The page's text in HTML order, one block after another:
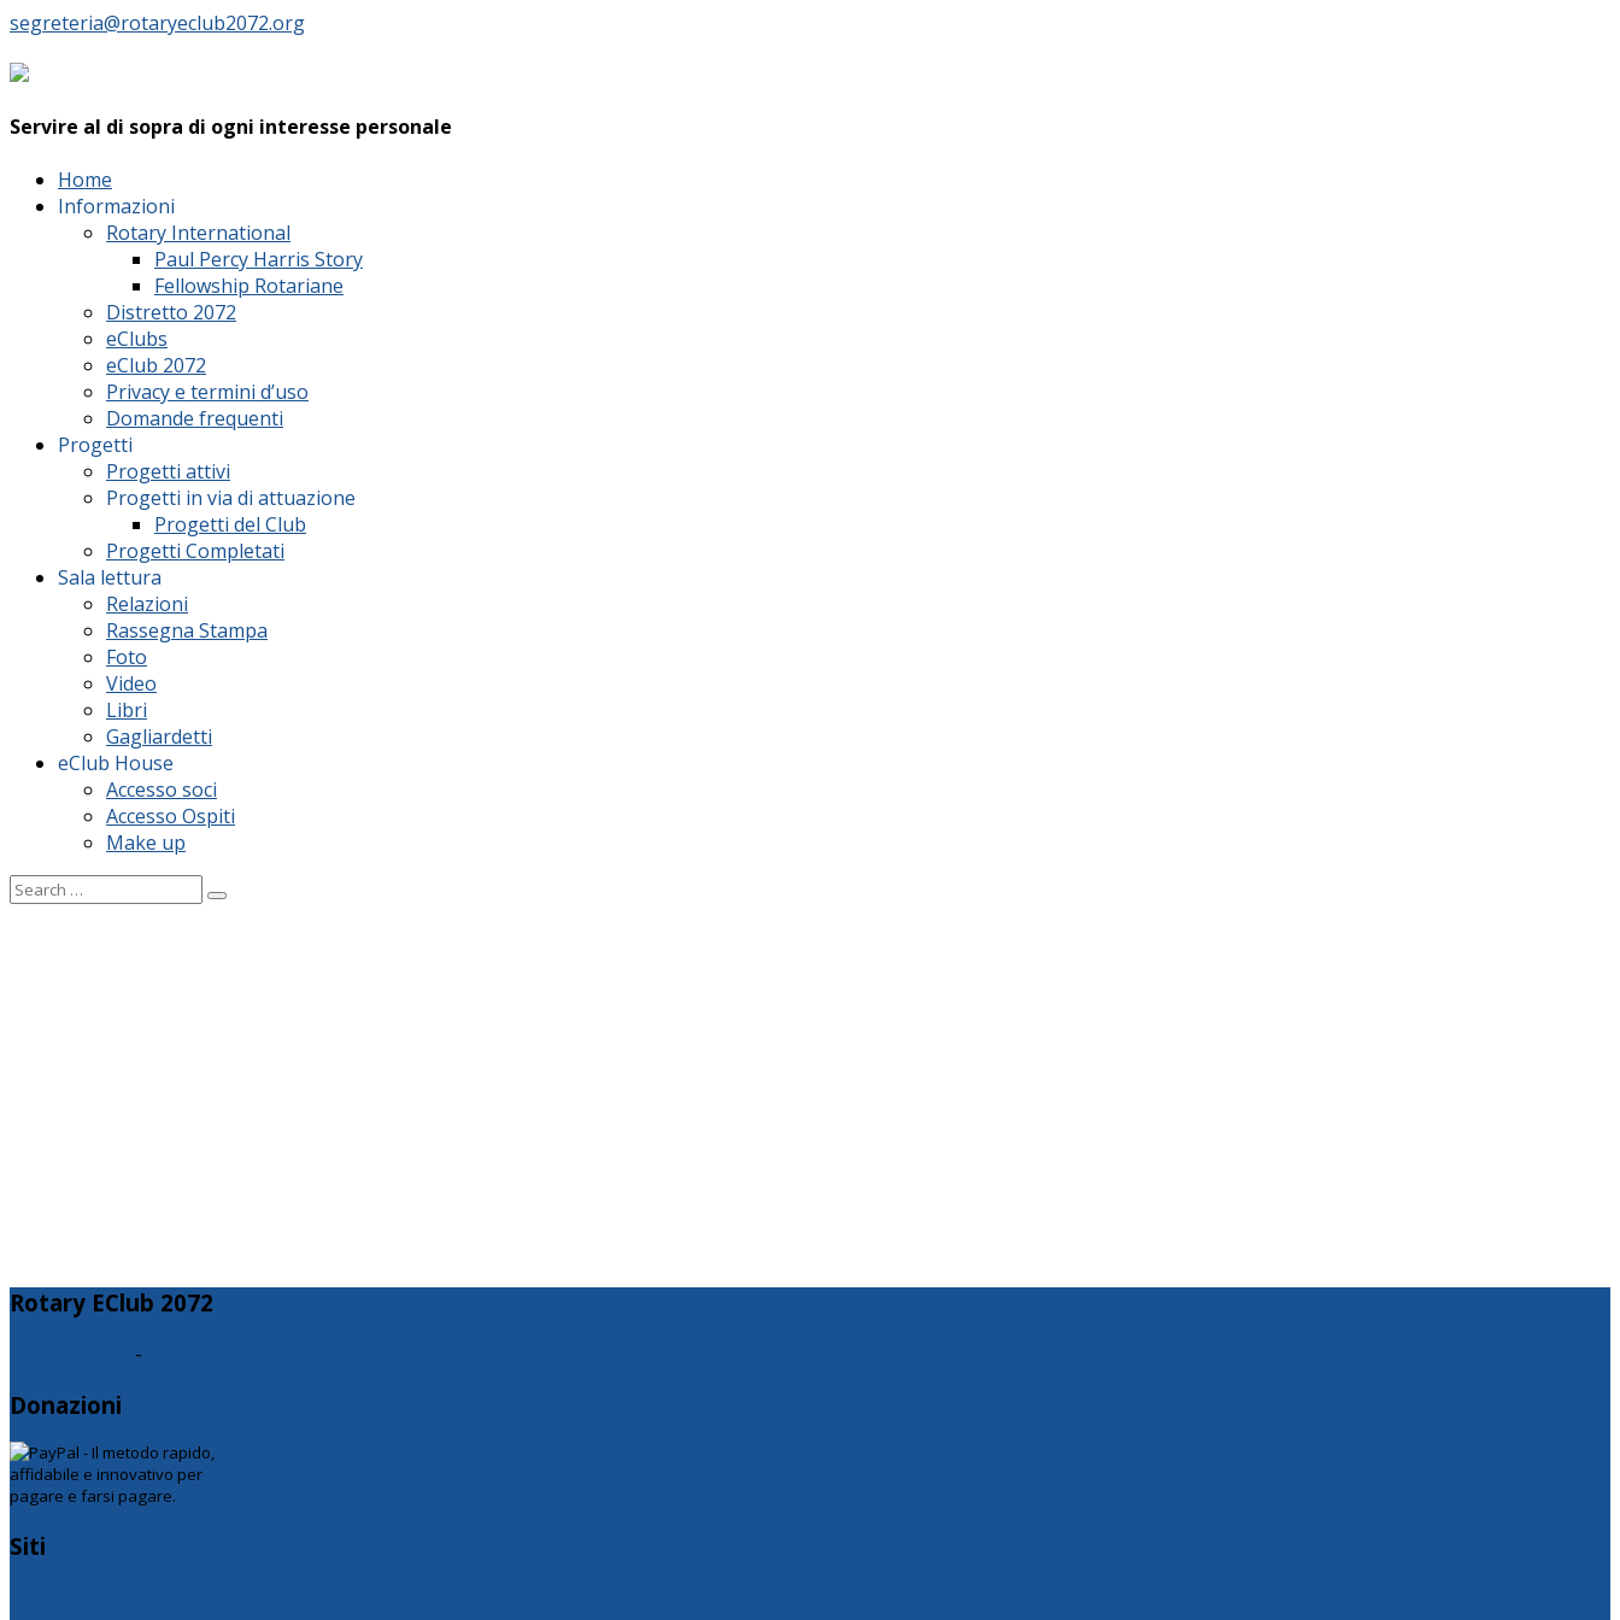
segreteria@rotaryeclub2072.org
Servire al di sopra di ogni interesse personale
Home
Informazioni
Rotary International
Paul Percy Harris Story
Fellowship Rotariane
Distretto 2072
eClubs
eClub 2072
Privacy e termini d’uso
Domande frequenti
Progetti
Progetti attivi
Progetti in via di attuazione
Progetti del Club
Progetti Completati
Sala lettura
Relazioni
Rassegna Stampa
Foto
Video
Libri
Gagliardetti
eClub House
Accesso soci
Accesso Ospiti
Make up
Rotary EClub 2072
-
Donazioni
Siti